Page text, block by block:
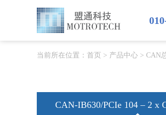
当前所在位置： 首页 > 产品中心 > CAN
CAN-IB630/PCIe 104 – 2 x